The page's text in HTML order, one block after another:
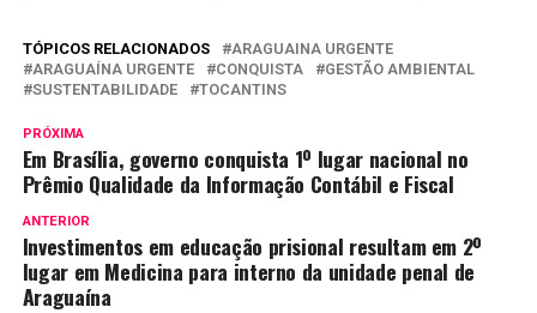
TÓPICOS RELACIONADOS
ARAGUAINA URGENTE
ARAGUAÍNA URGENTE
CONQUISTA
GESTÃO AMBIENTAL
SUSTENTABILIDADE
TOCANTINS
PRÓXIMA
Em Brasília, governo conquista 1º lugar nacional no
Prêmio Qualidade da Informação Contábil e Fiscal
ANTERIOR
Investimentos em educação prisional resultam em 2º
lugar em Medicina para interno da unidade penal de
Araguaína